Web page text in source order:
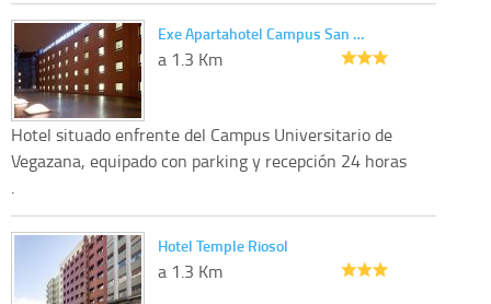
Exe Apartahotel Campus San …
a 1.3 Km
Hotel situado enfrente del Campus Universitario de
Vegazana, equipado con parking y recepción 24 horas
.
Hotel Temple Riosol
a 1.3 Km